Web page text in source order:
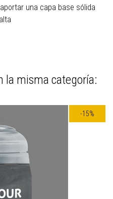
una capa base sólida
la misma categoría:
-15%